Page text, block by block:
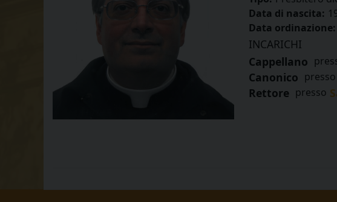
Data di nascita:
Data ordinazione:
INCARICHI
Cappellano
Canonico presso
Rettore presso